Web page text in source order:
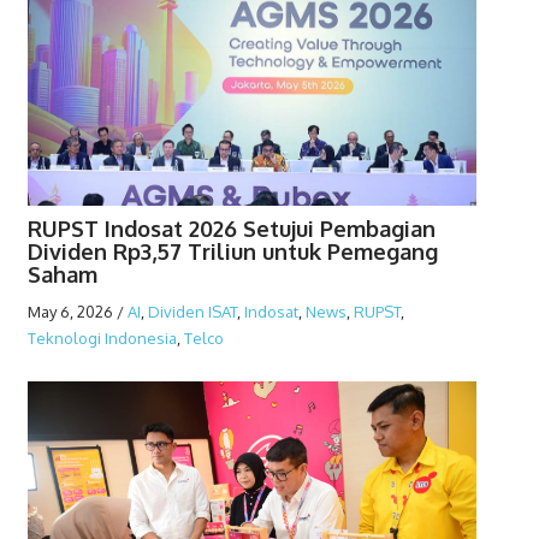
RUPST Indosat 2026 Setujui Pembagian
Dividen Rp3,57 Triliun untuk Pemegang
Saham
May 6, 2026 /AI Dividen ISAT, Indosat, News RUPST,
Teknologi Indonesia Telco